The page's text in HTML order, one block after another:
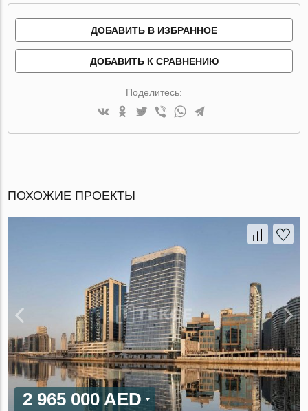
ДОБАВИТЬ В ИЗБРАННОЕ
ДОБАВИТЬ К СРАВНЕНИЮ
Поделитесь:
ПОХОЖИЕ ПРОЕКТЫ
2 965 000 AED